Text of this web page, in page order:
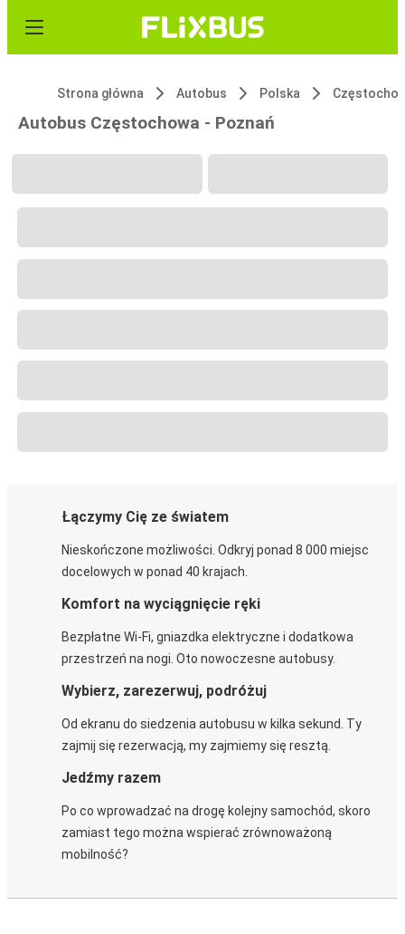
Strona główna Autobus Polska
Autobus Częstochowa - Poznań
Łączymy Cię ze światem
Nieskończone możliwości. Odkryj ponad 8 000 miejsc
docelowych w ponad 40 krajach.
Komfort na wyciągnięcie ręki
Bezpłatne Wi-Fi, gniazdka elektryczne i dodatkowa
przestrzeń na nogi. Oto nowoczesne autobusy.
Wybierz, zarezerwuj, podróżuj
Od ekranu do siedzenia autobusu w kilka sekund. Ty
zajmij się rezerwacją, my zajmiemy się resztą.
Jedźmy razem
Po co wprowadzać na drogę kolejny samochód, skoro
zamiast tego można wspierać zrównoważoną
mobilność?